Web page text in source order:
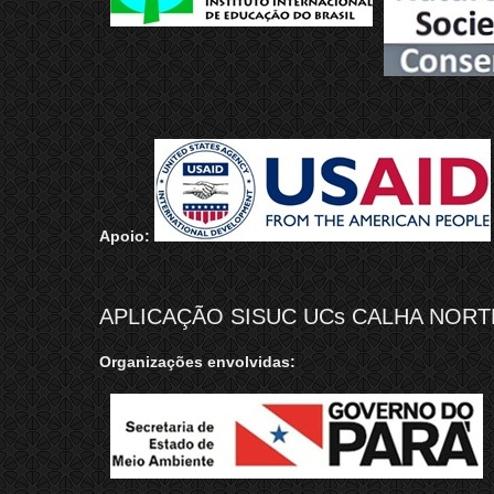
Apoio:
APLICAÇÃO SISUC UCs CALHA
Organizações envolvidas: